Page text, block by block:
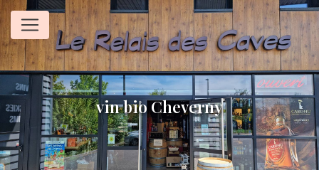
vin bio Cheverny
Panneau de gestion des cookies